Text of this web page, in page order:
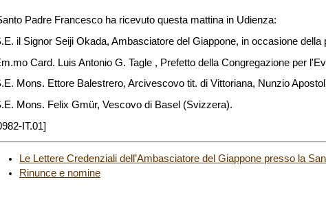
Padre Francesco ha ricevuto questa mattina in Udienza:
il Signor Seiji Okada, Ambasciatore del Giappone, in occasione
Card. Luis Antonio G. Tagle , Prefetto della Congregazione per
Mons. Ettore Balestrero, Arcivescovo tit. di Vittoriana, Nunzio
Mons. Felix Gmür, Vescovo di Basel (Svizzera).
IT.01]
Le Lettere Credenziali dell’Ambasciatore del Giappone presso la
Rinunce e nomine